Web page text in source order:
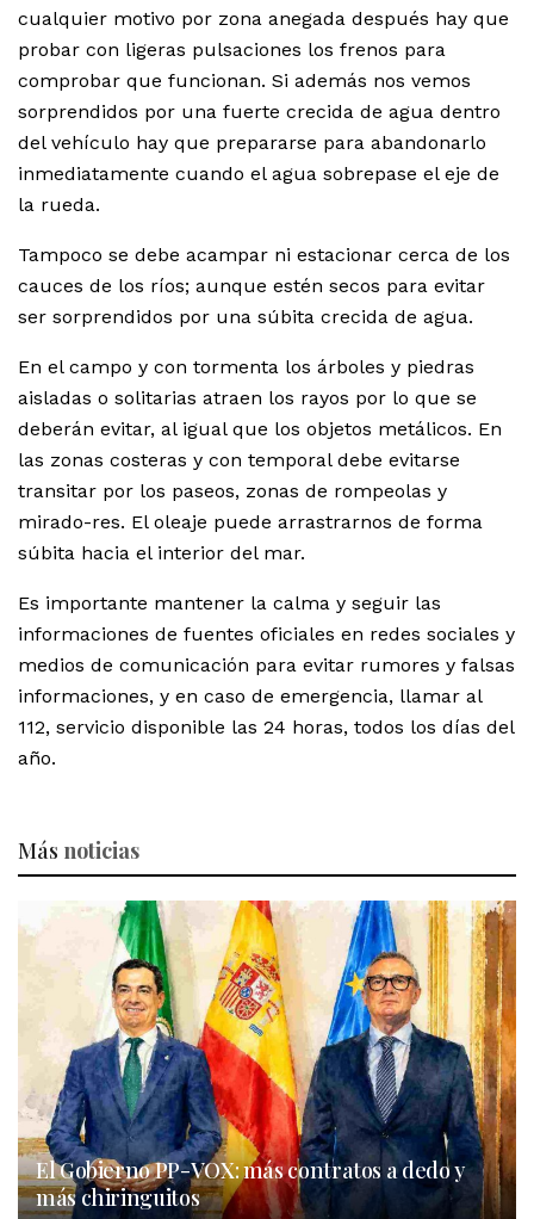
cualquier motivo por zona anegada después hay que
probar con ligeras pulsaciones los frenos para
comprobar que funcionan. Si además nos vemos
sorprendidos por una fuerte crecida de agua dentro
del vehículo hay que prepararse para abandonarlo
inmediatamente cuando el agua sobrepase el eje de
la rueda.
Tampoco se debe acampar ni estacionar cerca de los
cauces de los ríos; aunque estén secos para evitar
ser sorprendidos por una súbita crecida de agua.
En el campo y con tormenta los árboles y piedras
aisladas o solitarias atraen los rayos por lo que se
deberán evitar, al igual que los objetos metálicos. En
las zonas costeras y con temporal debe evitarse
transitar por los paseos, zonas de rompeolas y
mirado-res. El oleaje puede arrastrarnos de forma
súbita hacia el interior del mar.
Es importante mantener la calma y seguir las
informaciones de fuentes oficiales en redes sociales y
medios de comunicación para evitar rumores y falsas
informaciones, y en caso de emergencia, llamar al
112, servicio disponible las 24 horas, todos los días del
año.
Más noticias
El Gobierno PP-VOX: más contratos a dedo y
más chiringuitos